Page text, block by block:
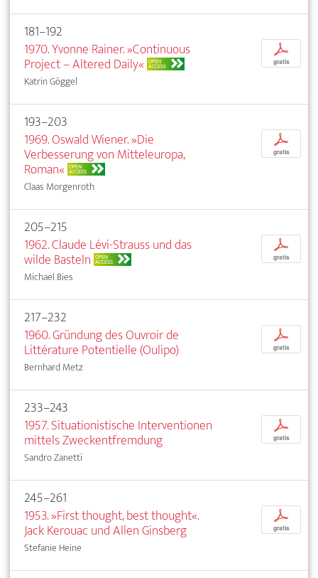
181–192
1970. Yvonne Rainer. »Continuous
Project – Altered Daily« OPEN
ACCESS
Katrin Göggel
p
gratis
193–203
1969. Oswald Wiener. »Die
Verbesserung von Mitteleuropa,
Roman« OPEN
ACCESS
Claas Morgenroth
p
gratis
205–215
1962. Claude Lévi-Strauss und das
wilde Basteln OPEN
ACCESS
Michael Bies
p
gratis
217–232
1960. Gründung des Ouvroir de
Littérature Potentielle (Oulipo)
Bernhard Metz
p
gratis
233–243
1957. Situationistische Interventionen
mittels Zweckentfremdung
Sandro Zanetti
p
gratis
245–261
1953. »First thought, best thought«.
Jack Kerouac und Allen Ginsberg
Stefanie Heine
p
gratis